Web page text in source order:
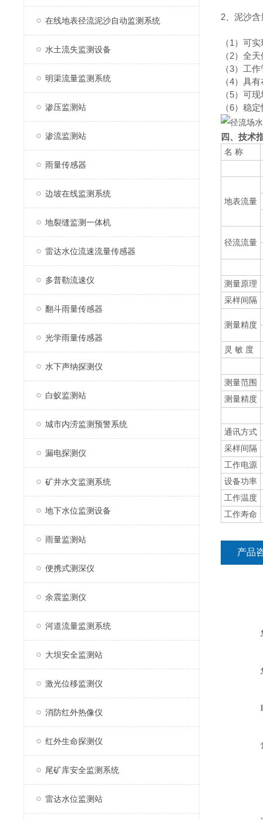
在线地表径流泥沙自动监测系统
水土流失监测设备
明渠流量监测系统
渗压监测站
渗流监测站
雨量传感器
边坡在线监测系统
地裂缝监测一体机
雷达水位流速流量传感器
多普勒流速仪
翻斗雨量传感器
光学雨量传感器
水下声纳探测仪
白蚁监测站
城市内涝监测预警系统
漏电探测仪
矿井水文监测系统
地下水位监测设备
雨量监测站
便携式测深仪
余震监测仪
河道流量监测系统
大坝安全监测站
激光位移监测仪
消防红外热像仪
红外生命探测仪
尾矿库安全监测系统
雷达水位监测站
2、泥沙
（1）可
（2）全
（3）工
（4）具
（5）可
（6）稳
四、技术
名 称
地表流量
径流流量
测量原理
采样间隔
测量精度
灵 敏 度
测量范围
测量精度
通讯方式
采样间隔
工作电源
设备功率
工作温度
工作寿命
产品